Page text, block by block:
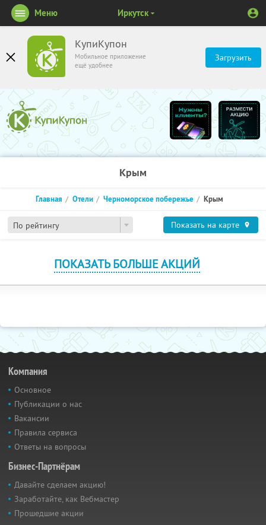
КупиКупон
Мобильное приложение
ещё удобнее
Загрузить
Меню Иркутск
Крым
По рейтингу
Главная Отели Черноморское побережье Крым
Показать на карте
ПОКАЗАТЬ БОЛЬШЕ АКЦИЙ
Компания
Основное
Публикации о нас
Вакансии
Правила сервиса
Ответы на вопросы
Бизнес-Партнёрам
Давайте сделаем акцию!
Заработайте, как Вебмастер
Прошедшие акции